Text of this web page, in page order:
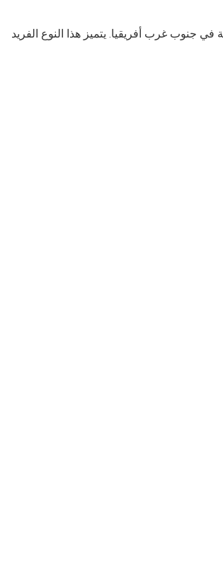
جنوب غرب أفريقيا. يتميز هذا النوع الفريد